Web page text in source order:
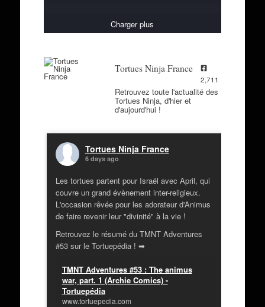
Charger plus
Tortues Ninja France
2,711
Retrouvez toute l'actualité des
Tortues Ninja, d'hier et
d'aujourd'hui !
Tortues Ninja France
6 days ago
Les tortues partent pour Israël avec April, qui
couvre un grand évènement inter-religieux.
L'occasion rêvée pour les adorateur d'Animus
de faire revenir leur "divinité" à la vie !
Retrouvez le résumé du TMNT Adventures
#53 sur le Tortuepédia ! ➡
TMNT Adventures #53 : The animus
war, part. 1 (Archie Comics) -
Tortuepédia
www.tortuepedia.com